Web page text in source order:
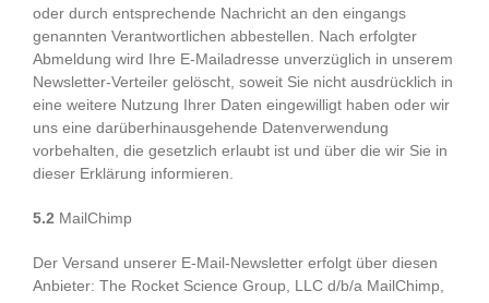
oder durch entsprechende Nachricht an den eingangs
genannten Verantwortlichen abbestellen. Nach erfolgter
Abmeldung wird Ihre E-Mailadresse unverzüglich in unserem
Newsletter-Verteiler gelöscht, soweit Sie nicht ausdrücklich in
eine weitere Nutzung Ihrer Daten eingewilligt haben oder wir
uns eine darüberhinausgehende Datenverwendung
vorbehalten, die gesetzlich erlaubt ist und über die wir Sie in
dieser Erklärung informieren.
5.2 MailChimp
Der Versand unserer E-Mail-Newsletter erfolgt über diesen
Anbieter: The Rocket Science Group, LLC d/b/a MailChimp,